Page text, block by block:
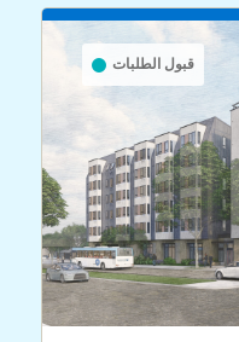
قبول الطلبات